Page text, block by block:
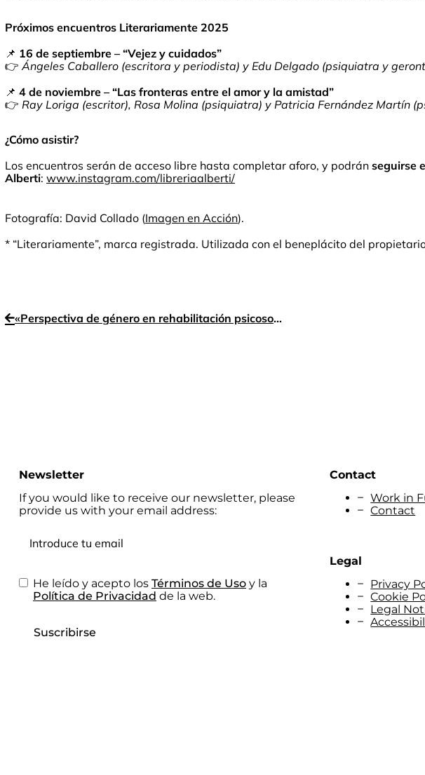
Próximos encuentros Literariamente 2025
📌 16 de septiembre – “Vejez y cuidados”
👉 Ángeles Caballero (escritora y periodista) y Edu Delgado (psiquiatra y
📌 4 de noviembre – “Las fronteras entre el amor y la amistad”
👉 Ray Loriga (escritor), Rosa Molina (psiquiatra) y Patricia Fernández Martín
¿Cómo asistir?
Los encuentros serán de acceso libre hasta completar aforo, y podrán seguirse
Alberti: www.instagram.com/libreriaalberti/
Fotografía: David Collado (Imagen en Acción).
* “Literariamente”, marca registrada. Utilizada con el beneplácito del
«Perspectiva de género en rehabilitación psicosocial»
Newsletter
If you would like to receive our newsletter, please
provide us with your email address:
He leído y acepto los Términos de Uso y la
Política de Privacidad de la web.
Suscribirse
Contact
Work in
Contact
Legal
Privacy
Cookie
Legal